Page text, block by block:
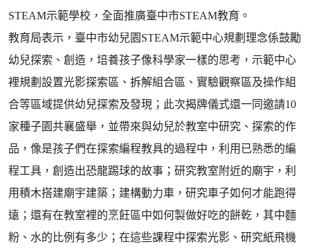
STEAM示範學校，全面推廣臺中市STEAM教育。
教育局表示，臺中市幼兒園STEAM示範中心規劃理念係鼓勵
幼兒探索、創造，培養孩子像科學家一樣的思考，示範中心
裡規劃設置光影探索區、拆解組合區、實驗觀察區及操作組
合等區域提供幼兒探索及發現；此次揭牌儀式還一同邀請10
家種子園共襄盛舉，並帶來與幼兒於教室中研究、探索的作
品，像是孩子們在探索編程教具的過程中，利用已熟悉的編
程工具，創造出恐龍踢球的故事；研究教室附近的廟宇，利
用積木搭建廟宇建築；建構動力車，研究車子如何才能跑得
遠；還有在教室裡的烹飪區中如何製做好吃的餅乾，其中麵
粉、水的比例有多少；在這些課程中探索光影、研究紙飛機